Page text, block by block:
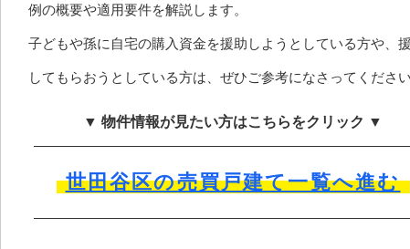
例の概要や適用要件を解説します。
子どもや孫に自宅の購入資金を援助しようとしている方や、
してもらおうとしている方は、ぜひご参考になさってください
▼ 物件情報が見たい方はこちらをクリック ▼
世田谷区の売買戸建て一覧へ進む